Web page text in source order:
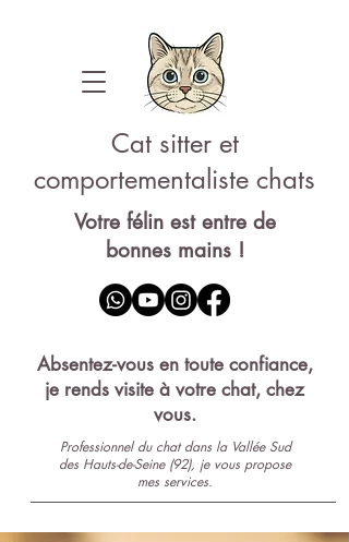
Cat sitter et
comportementaliste chats
Votre félin est entre de
bonnes mains !
Pet-sitter 92
Absentez-vous en toute confiance,
je rends visite à votre chat, chez
vous.
Professionnel du chat dans la Vallée Sud
des Hauts-de-Seine (92), je vous propose
mes services.